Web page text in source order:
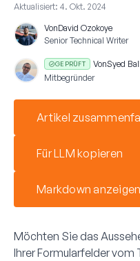
Aktualisiert: 4. Okt. 2024
VonDavid Ozokoye
Senior Technical Writer
GEPRÜFT VonSyed
Mitbegründer
Artikel
Für LLM kopieren
Markdown anzeigen
Möchten Sie das
Ihrer Formularfelder vom